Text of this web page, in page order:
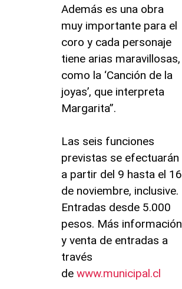
Además es una obra
muy importante para el
coro y cada personaje
tiene arias maravillosas,
como la ‘Canción de la
joyas’, que interpreta
Margarita”.
Las seis funciones
previstas se efectuarán
a partir del 9 hasta el 16
de noviembre, inclusive.
Entradas desde 5.000
pesos. Más información
y venta de entradas a
través
de www.municipal.cl